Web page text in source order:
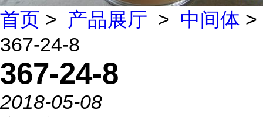
首页 > 产品展厅 > 中间体 >
367-24-8
367-24-8
2018-05-08